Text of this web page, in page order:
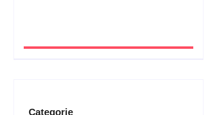
Categorie